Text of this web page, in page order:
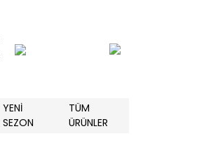
YENİ
SEZON
TÜM
ÜRÜNLER